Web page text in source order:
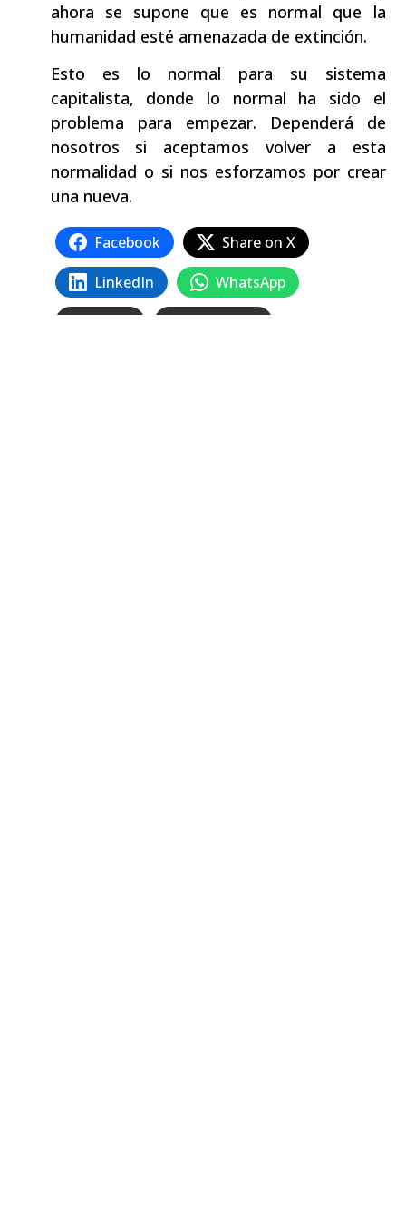
ahora se supone que es normal que la
humanidad esté amenazada de extinción.
Esto es lo normal para su sistema
capitalista, donde lo normal ha sido el
problema para empezar. Dependerá de
nosotros si aceptamos volver a esta
normalidad o si nos esforzamos por crear
una nueva.
Facebook
Share on X
LinkedIn
WhatsApp